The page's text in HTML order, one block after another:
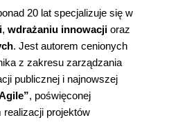
20 lat specjalizuje się w
, wdrażaniu innowacji oraz
. Jest autorem cenionych
z zakresu zarządzania
publicznej i najnowszej
, poświęconej
projektów